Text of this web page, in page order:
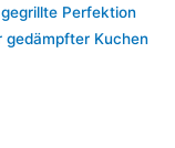
Perfektion
gedämpfter Kuchen